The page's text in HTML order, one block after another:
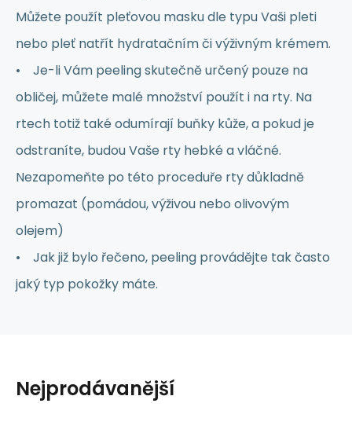
Můžete použít pleťovou masku dle typu Vaši pleti
nebo pleť natřít hydratačním či výživným krémem.
• Je-li Vám peeling skutečně určený pouze na
obličej, můžete malé množství použít i na rty. Na
rtech totiž také odumírají buňky kůže, a pokud je
odstraníte, budou Vaše rty hebké a vláčné.
Nezapomeňte po této proceduře rty důkladně
promazat (pomádou, výživou nebo olivovým
olejem)
• Jak již bylo řečeno, peeling provádějte tak často
jaký typ pokožky máte.
Nejprodávanější